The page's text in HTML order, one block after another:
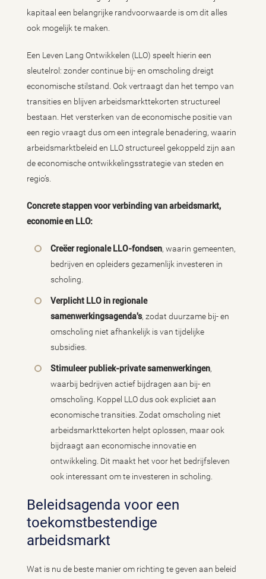
kapitaal een belangrijke randvoorwaarde is om dit alles
ook mogelijk te maken.
Een Leven Lang Ontwikkelen (LLO) speelt hierin een
sleutelrol: zonder continue bij- en omscholing dreigt
economische stilstand. Ook vertraagt dan het tempo van
transities en blijven arbeidsmarkttekorten structureel
bestaan. Het versterken van de economische positie van
een regio vraagt dus om een integrale benadering, waarin
arbeidsmarktbeleid en LLO structureel gekoppeld zijn aan
de economische ontwikkelingsstrategie van steden en
regio’s.
Concrete stappen voor verbinding van arbeidsmarkt,
economie en LLO:
Creëer regionale LLO-fondsen, waarin gemeenten,
bedrijven en opleiders gezamenlijk investeren in
scholing.
Verplicht LLO in regionale
samenwerkingsagenda's, zodat duurzame bij- en
omscholing niet afhankelijk is van tijdelijke
subsidies.
Stimuleer publiek-private samenwerkingen,
waarbij bedrijven actief bijdragen aan bij- en
omscholing. Koppel LLO dus ook expliciet aan
economische transities. Zodat omscholing niet
arbeidsmarkttekorten helpt oplossen, maar ook
bijdraagt aan economische innovatie en
ontwikkeling. Dit maakt het voor het bedrijfsleven
ook interessant om te investeren in scholing.
Beleidsagenda voor een
toekomstbestendige
arbeidsmarkt
Wat is nu de beste manier om richting te geven aan beleid